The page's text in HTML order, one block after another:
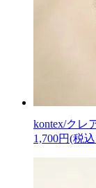
kontex/クレ
1,700円(税